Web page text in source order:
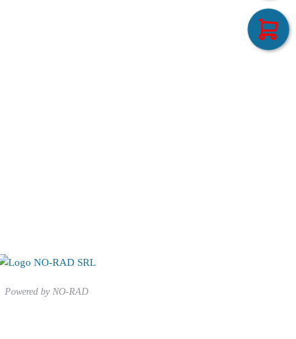
Powered by NO-RAD